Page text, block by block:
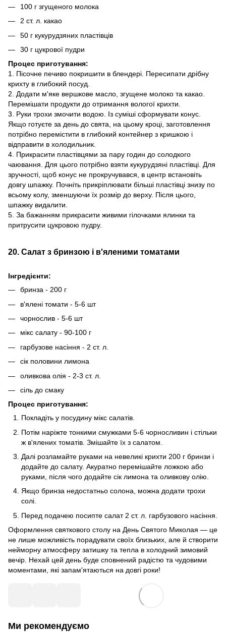
100 г згущеного молока
2 ст. л. какао
50 г кукурудзяних пластівців
30 г цукрової пудри
Процес приготування:
1. Пісочне печиво покришити в блендері. Пересипати дрібну
крихту в глибокий посуд.
2. Додати м'яке вершкове масло, згущене молоко та какао.
Перемішати продукти до отримання вологої крихти.
3. Руки трохи змочити водою. Із суміші сформувати конус.
Якщо готуєте за день до свята, на цьому кроці, заготовлення
потрібно перемістити в глибокий контейнер з кришкою і
відправити в холодильник.
4. Прикрасити пластівцями за пару годин до солодкого
чаювання. Для цього потрібно взяти кукурудзяні пластівці. Для
зручності, щоб конус не прокручувався, в центр встановіть
довгу шпажку. Почніть прикріплювати більші пластівці знизу по
всьому колу, зменшуючи їх розмір до верху. Після цього,
шпажку видалити.
5. За бажанням прикрасити живими гілочками ялинки та
притрусити цукровою пудру.
20. Салат з бринзою і в'яленими томатами
Інгредієнти:
бринза - 200 г
в'ялені томати - 5-6 шт
чорнослив - 5-6 шт
мікс салату - 90-100 г
гарбузове насіння - 2 ст. л.
сік половини лимона
оливкова олія - 2-3 ст. л.
сіль до смаку
Процес приготування:
Покладіть у посудину мікс салатів.
Потім наріжте тонкими смужками 5-6 чорносливин і стільки
ж в'ялених томатів. Змішайте їх з салатом.
Далі розламайте руками на невеликі крихти 200 г бринзи і
додайте до салату. Акуратно перемішайте ложкою або
руками, після чого додайте сік лимона та оливкову олію.
Якщо бринза недостатньо солона, можна додати трохи
солі.
Перед подачею посипте салат 2 ст. л. гарбузового насіння.
Оформлення святкового столу на День Святого Миколая — це
не лише можливість порадувати своїх близьких, але й створити
нейморну атмосферу затишку та тепла в холодний зимовий
вечір. Нехай цей день буде сповнений радістю та чудовими
моментами, які запам'ятаються на довгі роки!
Ми рекомендуємо